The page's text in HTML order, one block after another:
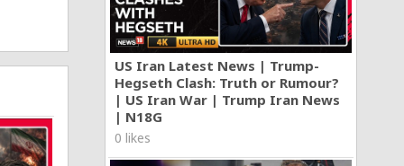
US Iran Latest News | Trump-
Hegseth Clash: Truth or Rumour?
| US Iran War | Trump Iran News
| N18G
0 likes
ojalá